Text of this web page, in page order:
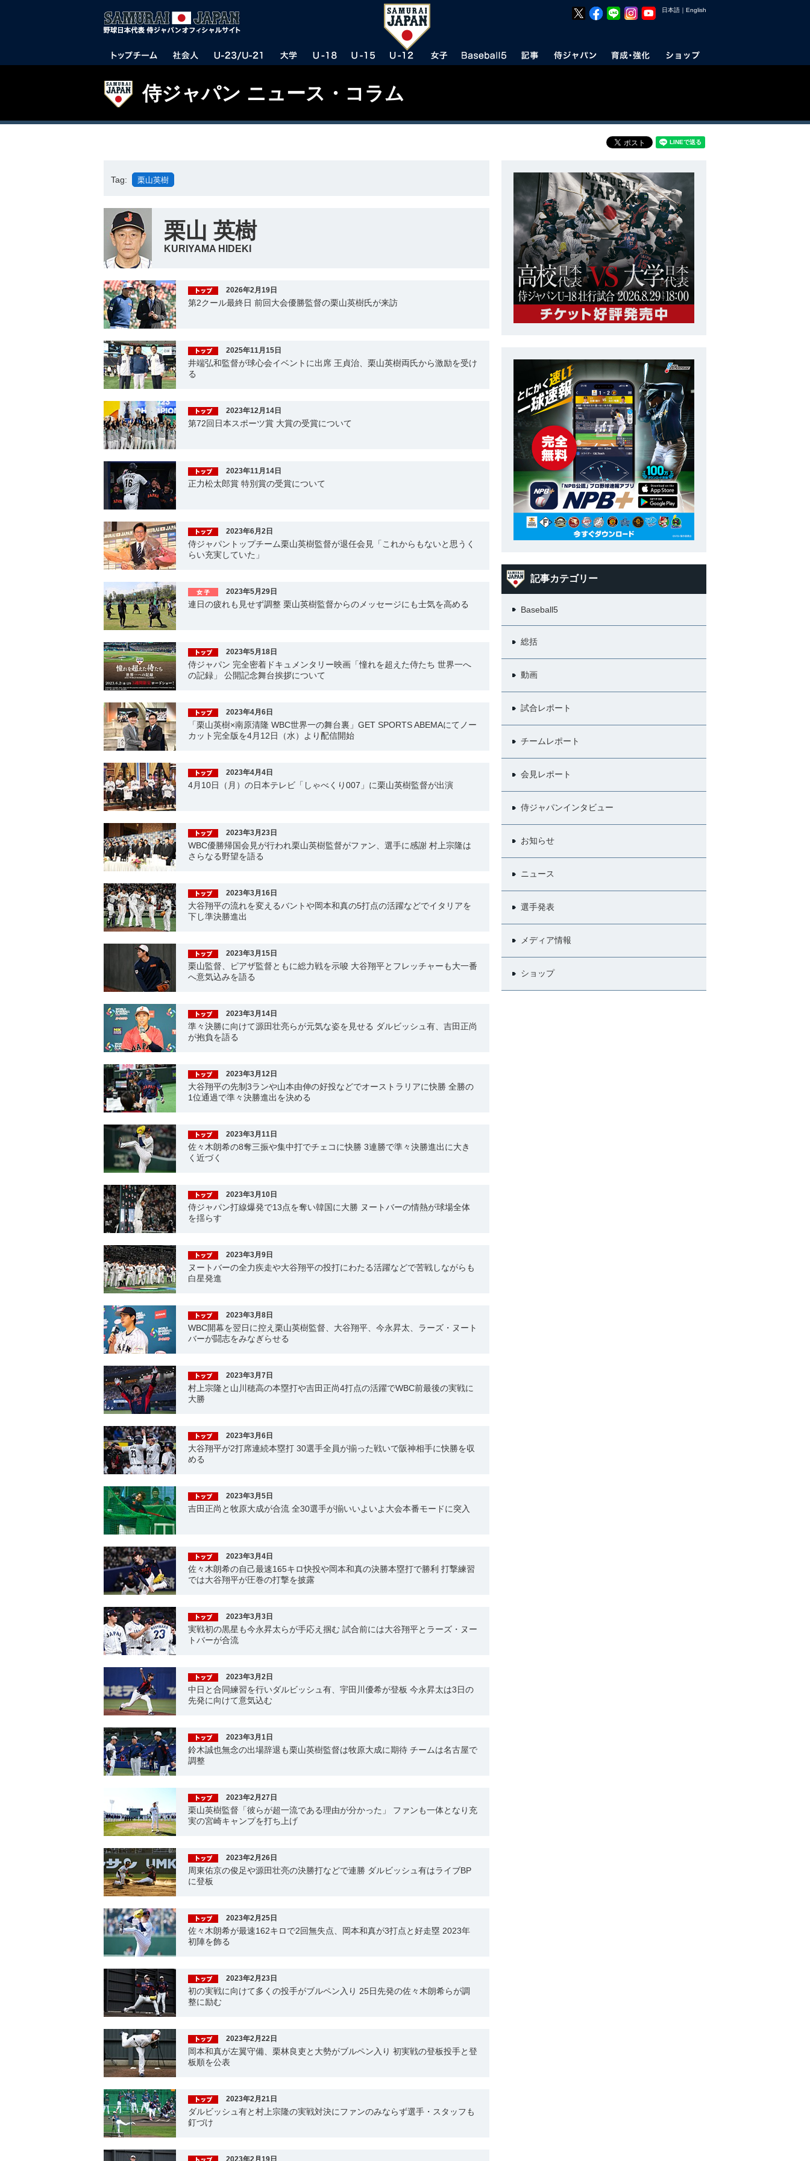
日本語 ｜ English
侍ジャパン ニュース・コラム
Tag: 栗山英樹
栗山 英樹
KURIYAMA HIDEKI
2026年2月19日
第2クール最終日 前回大会優勝監督の栗山英樹氏が来訪
2025年11月15日
井端弘和監督が球心会イベントに出席 王貞治、栗山英樹両氏から激励を受け
る
2023年12月14日
第72回日本スポーツ賞 大賞の受賞について
2023年11月14日
正力松太郎賞 特別賞の受賞について
2023年6月2日
侍ジャパントップチーム栗山英樹監督が退任会見「これからもないと思うく
らい充実していた」
2023年5月29日
連日の疲れも見せず調整 栗山英樹監督からのメッセージにも士気を高める
2023年5月18日
侍ジャパン 完全密着ドキュメンタリー映画「憧れを超えた侍たち 世界一へ
の記録」 公開記念舞台挨拶について
2023年4月6日
「栗山英樹×南原清隆 WBC世界一の舞台裏」GET SPORTS ABEMAにてノー
カット完全版を4月12日（水）より配信開始
2023年4月4日
4月10日（月）の日本テレビ「しゃべくり007」に栗山英樹監督が出演
2023年3月23日
WBC優勝帰国会見が行われ栗山英樹監督がファン、選手に感謝 村上宗隆は
さらなる野望を語る
2023年3月16日
大谷翔平の流れを変えるバントや岡本和真の5打点の活躍などでイタリアを
下し準決勝進出
2023年3月15日
栗山監督、ピアザ監督ともに総力戦を示唆 大谷翔平とフレッチャーも大一番
へ意気込みを語る
2023年3月14日
準々決勝に向けて源田壮亮らが元気な姿を見せる ダルビッシュ有、吉田正尚
が抱負を語る
2023年3月12日
大谷翔平の先制3ランや山本由伸の好投などでオーストラリアに快勝 全勝の
1位通過で準々決勝進出を決める
2023年3月11日
佐々木朗希の8奪三振や集中打でチェコに快勝 3連勝で準々決勝進出に大き
く近づく
2023年3月10日
侍ジャパン打線爆発で13点を奪い韓国に大勝 ヌートバーの情熱が球場全体
を揺らす
2023年3月9日
ヌートバーの全力疾走や大谷翔平の投打にわたる活躍などで苦戦しながらも
白星発進
2023年3月8日
WBC開幕を翌日に控え栗山英樹監督、大谷翔平、今永昇太、ラーズ・ヌート
バーが闘志をみなぎらせる
2023年3月7日
村上宗隆と山川穂高の本塁打や吉田正尚4打点の活躍でWBC前最後の実戦に
大勝
2023年3月6日
大谷翔平が2打席連続本塁打 30選手全員が揃った戦いで阪神相手に快勝を収
める
2023年3月5日
吉田正尚と牧原大成が合流 全30選手が揃いいよいよ大会本番モードに突入
2023年3月4日
佐々木朗希の自己最速165キロ快投や岡本和真の決勝本塁打で勝利 打撃練習
では大谷翔平が圧巻の打撃を披露
2023年3月3日
実戦初の黒星も今永昇太らが手応え掴む 試合前には大谷翔平とラーズ・ヌー
トバーが合流
2023年3月2日
中日と合同練習を行いダルビッシュ有、宇田川優希が登板 今永昇太は3日の
先発に向けて意気込む
2023年3月1日
鈴木誠也無念の出場辞退も栗山英樹監督は牧原大成に期待 チームは名古屋で
調整
2023年2月27日
栗山英樹監督「彼らが超一流である理由が分かった」 ファンも一体となり充
実の宮崎キャンプを打ち上げ
2023年2月26日
周東佑京の俊足や源田壮亮の決勝打などで連勝 ダルビッシュ有はライブBP
に登板
2023年2月25日
佐々木朗希が最速162キロで2回無失点、岡本和真が3打点と好走塁 2023年
初陣を飾る
2023年2月23日
初の実戦に向けて多くの投手がブルペン入り 25日先発の佐々木朗希らが調
整に励む
2023年2月22日
岡本和真が左翼守備、栗林良吏と大勢がブルペン入り 初実戦の登板投手と登
板順を公表
2023年2月21日
ダルビッシュ有と村上宗隆の実戦対決にファンのみならず選手・スタッフも
釘づけ
記事カテゴリー
Baseball5
総括
動画
試合レポート
チームレポート
会見レポート
侍ジャパンインタビュー
お知らせ
ニュース
選手発表
メディア情報
ショップ